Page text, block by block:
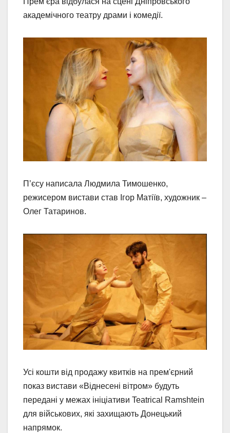
академічного театру драми і комедії.
П’єсу написала Людмила Тимошенко,
режисером вистави став Ігор Матіїв, художник –
Олег Татаринов.
Усі кошти від продажу квитків на прем'єрний
показ вистави «Віднесені вітром» будуть
передані у межах ініціативи Teatrical Ramshtein
для військових, які захищають Донецький
напрямок.